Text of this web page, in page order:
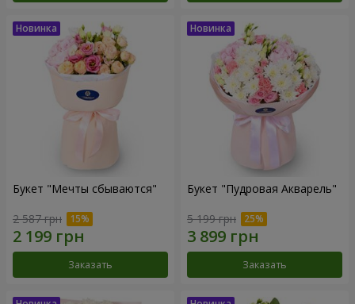
Букет "Мечты сбываются"
2 587 грн
Заказать
Букет "Пудровая Акварель"
5 199 грн
Заказать